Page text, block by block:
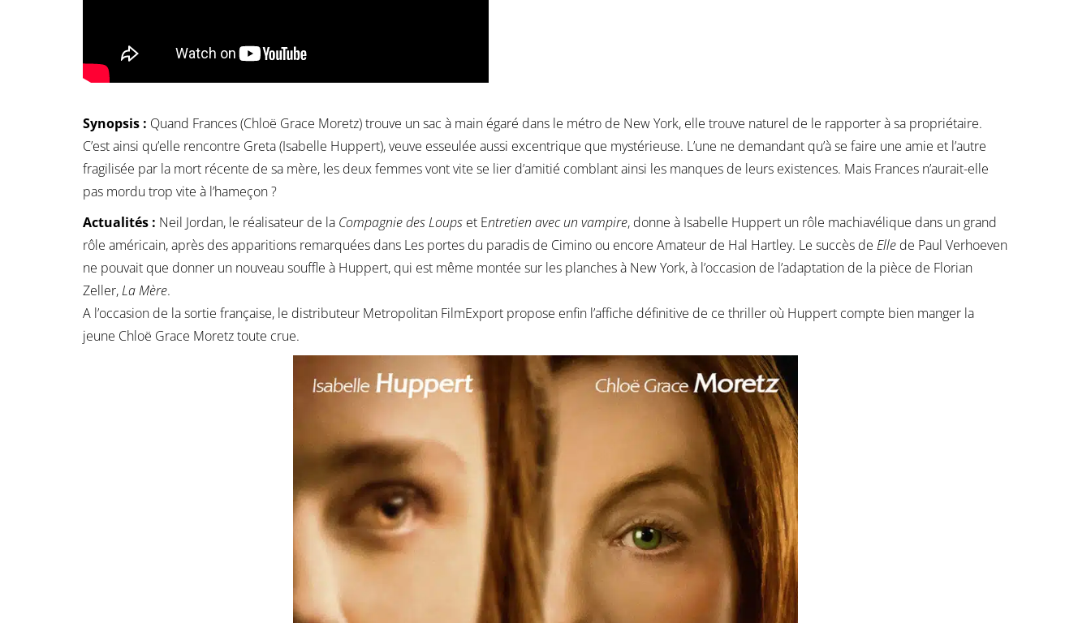
Synopsis : Quand Frances (Chloë Grace Moretz) trouve un sac à main égaré dans le métro de New York, elle trouve naturel de le rapporter à sa propriétaire.
C’est ainsi qu’elle rencontre Greta (Isabelle Huppert), veuve esseulée aussi excentrique que mystérieuse. L’une ne demandant qu’à se faire une amie et l’autre
fragilisée par la mort récente de sa mère, les deux femmes vont vite se lier d’amitié comblant ainsi les manques de leurs existences. Mais Frances n’aurait-elle
pas mordu trop vite à l’hameçon ?
Actualités : Neil Jordan, le réalisateur de la Compagnie des Loups et Entretien avec un vampire, donne à Isabelle Huppert un rôle machiavélique dans un grand
rôle américain, après des apparitions remarquées dans Les portes du paradis de Cimino ou encore Amateur de Hal Hartley. Le succès de Elle de Paul Verhoeven
ne pouvait que donner un nouveau souffle à Huppert, qui est même montée sur les planches à New York, à l’occasion de l’adaptation de la pièce de Florian
Zeller,La Mère.
A l’occasion de la sortie française, le distributeur Metropolitan FilmExport propose enfin l’affiche définitive de ce thriller où Huppert compte bien manger la
jeune Chloë Grace Moretz toute crue.